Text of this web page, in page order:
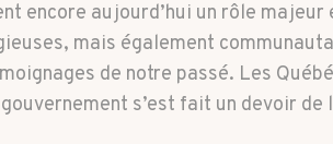
encore aujourd’hui un rôle
mais également
de notre passé. Les
s’est fait un devoir